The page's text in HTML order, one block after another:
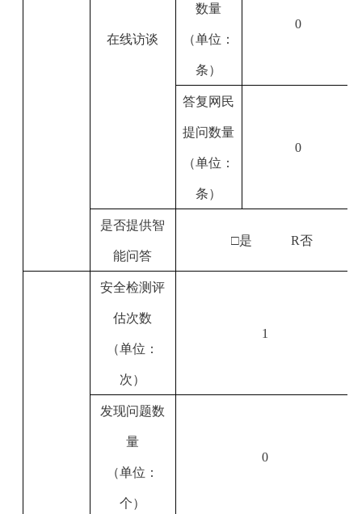
在线访谈
数量
（单位：
条）
0
答复网民
提问数量
（单位：
条）
0
是否提供智
能问答
□是 R否
安全检测评
估次数
（单位：
次）
1
发现问题数
量
（单位：
个）
0